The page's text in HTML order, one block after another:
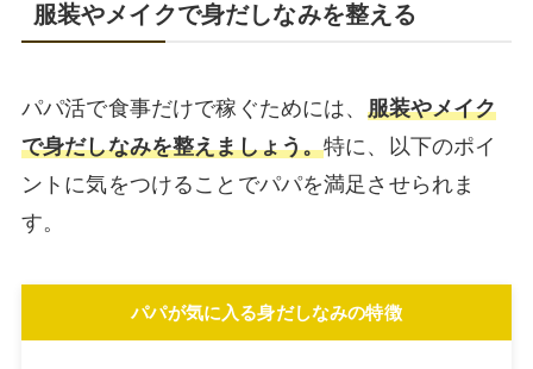
服装やメイクで身だしなみを整える
パパ活で食事だけで稼ぐためには、 服装やメイク
で身だしなみを整えましょう。特に、以下のポイ
ントに気をつけることでパパを満足させられま
す。
パパが気に入る身だしなみの特徴